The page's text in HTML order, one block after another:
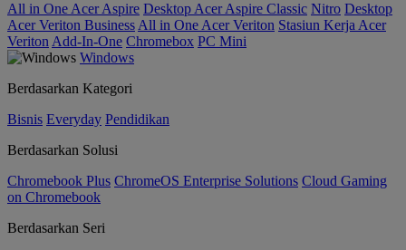
All in One Acer Aspire Desktop Acer Aspire Classic Nitro Desktop
Acer Veriton Business All in One Acer Veriton Stasiun Kerja Acer
Veriton Add-In-One Chromebox PC Mini
Windows
Berdasarkan Kategori
Bisnis Everyday Pendidikan
Berdasarkan Solusi
Chromebook Plus ChromeOS Enterprise Solutions Cloud Gaming
on Chromebook
Berdasarkan Seri